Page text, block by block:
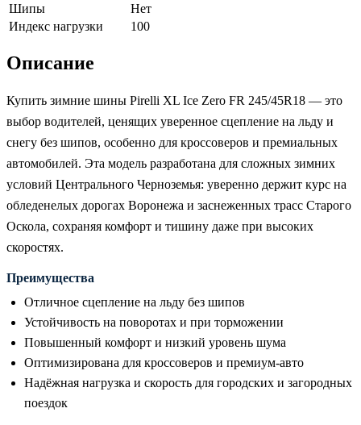
Шипы
Нет
Индекс нагрузки
100
Описание
Купить зимние шины Pirelli XL Ice Zero FR 245/45R18 — это
выбор водителей, ценящих уверенное сцепление на льду и
снегу без шипов, особенно для кроссоверов и премиальных
автомобилей. Эта модель разработана для сложных зимних
условий Центрального Черноземья: уверенно держит курс на
обледенелых дорогах Воронежа и заснеженных трасс Старого
Оскола, сохраняя комфорт и тишину даже при высоких
скоростях.
Преимущества
Отличное сцепление на льду без шипов
Устойчивость на поворотах и при торможении
Повышенный комфорт и низкий уровень шума
Оптимизирована для кроссоверов и премиум-авто
Надёжная нагрузка и скорость для городских и загородных
поездок